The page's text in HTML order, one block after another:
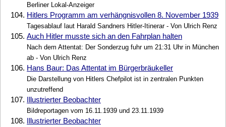
Berliner Lokal-Anzeiger
104. Hitlers Programm am verhängnisvollen 8. November 1939
Tagesablauf laut Harald Sandners Hitler-Itinerar - Von Ulrich Renz
105. Auch Hitler musste sich an den Fahrplan halten
Nach dem Attentat: Der Sonderzug fuhr um 21:31 Uhr in München
ab - Von Ulrich Renz
106. Hans Baur: Das Attentat im Bürgerbräukeller
Die Darstellung von Hitlers Chefpilot ist in zentralen Punkten
unzutreffend
107. Illustrierter Beobachter
Bildreportagen vom 16.11.1939 und 23.11.1939
108. Illustrierter Beobachter